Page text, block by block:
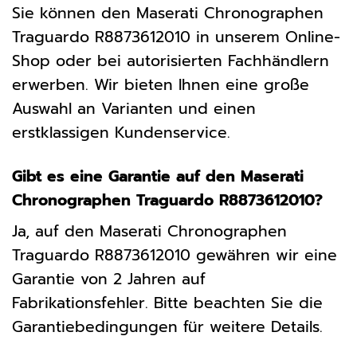
Sie können den Maserati Chronographen
Traguardo R8873612010 in unserem Online-
Shop oder bei autorisierten Fachhändlern
erwerben. Wir bieten Ihnen eine große
Auswahl an Varianten und einen
erstklassigen Kundenservice.
Gibt es eine Garantie auf den Maserati
Chronographen Traguardo R8873612010?
Ja, auf den Maserati Chronographen
Traguardo R8873612010 gewähren wir eine
Garantie von 2 Jahren auf
Fabrikationsfehler. Bitte beachten Sie die
Garantiebedingungen für weitere Details.